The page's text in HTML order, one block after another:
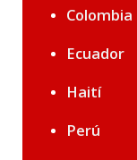
Colombia
Ecuador
Haití
Perú